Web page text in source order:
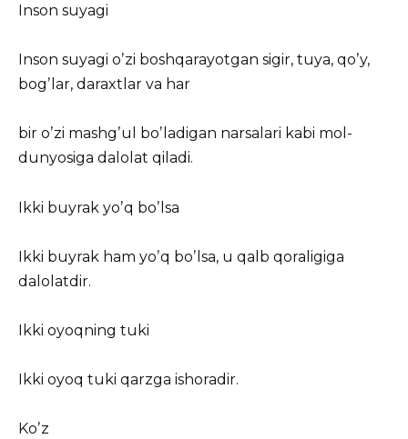
Inson suyagi
Inson suyagi oʼzi boshqarayotgan sigir, tuya, qoʼy,
bogʼlar, daraxtlar va har
bir oʼzi mashgʼul boʼladigan narsalari kabi mol-
dunyosiga dalolat qiladi.
Ikki buyrak yoʼq boʼlsa
Ikki buyrak ham yoʼq boʼlsa, u qalb qoraligiga
dalolatdir.
Ikki oyoqning tuki
Ikki oyoq tuki qarzga ishoradir.
Koʼz